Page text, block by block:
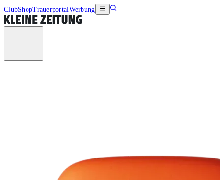
ClubShopTrauerportalWerbung